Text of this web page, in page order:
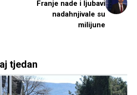
Franje nade i ljubavi
nadahnjivale su
milijune
tjedan